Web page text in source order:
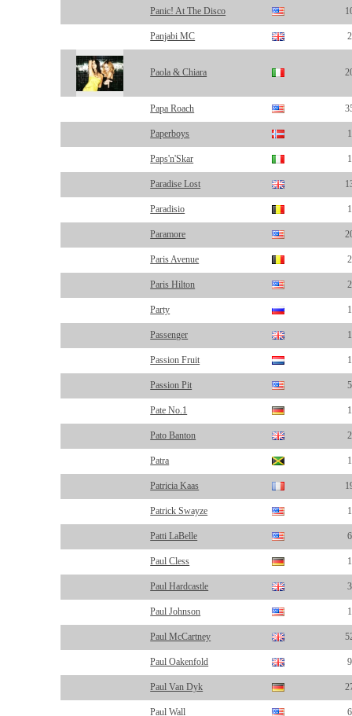
Panic! At The Disco
Panjabi MC 2
Paola & Chiara
Papa Roach
Paperboys 1
Paps'n'Skar 1
Paradise Lost
Paradisio 1
Paramore
Paris Avenue 2
Paris Hilton 2
Party 1
Passenger 1
Passion Fruit 1
Passion Pit 5
Pate No.1 1
Pato Banton 2
Patra 1
Patricia Kaas
Patrick Swayze 1
Patti LaBelle 6
Paul Cless 1
Paul Hardcastle 3
Paul Johnson 1
Paul McCartney
Paul Oakenfold 9
Paul Van Dyk
Paul Wall 6